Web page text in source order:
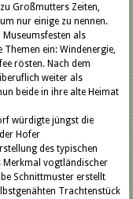
Großmutters Zeiten,
nur einige zu nennen.
als
ein: Windenergie,
rösten. Nach dem
weiter als
beide in ihre alte Heimat
würdigte jüngst die
Hofer
des typischen
Merkmal vogtländischer
Schnittmuster erstellt
Trachtenstück